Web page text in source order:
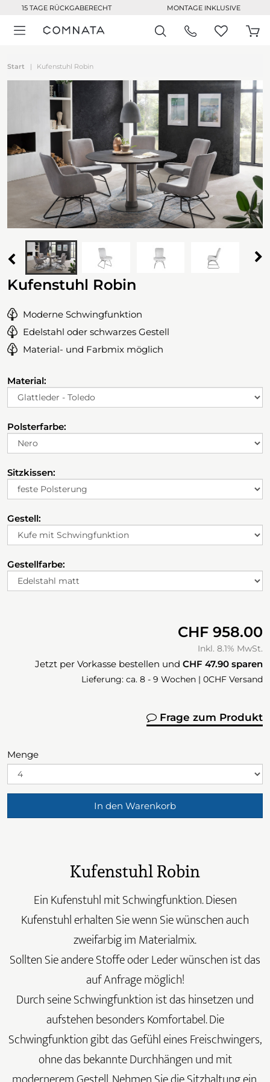
15 TAGE RÜCKGABERECHT MONTAGE INKLUSIVE
Start Kufenstuhl Robin
Kufenstuhl Robin
Moderne Schwingfunktion
Edelstahl oder schwarzes Gestell
Material- und Farbmix möglich
Material:
Polsterfarbe:
Sitzkissen:
Gestell:
Gestellfarbe:
CHF 958.00
Inkl. 8.1% MwSt.
Jetzt per Vorkasse bestellen und CHF 47.90 sparen
Lieferung: ca. 8 - 9 Wochen | 0CHF Versand
Frage zum Produkt
Menge
In den Warenkorb
Kufenstuhl Robin
Ein Kufenstuhl mit Schwingfunktion. Diesen
Kufenstuhl erhalten Sie wenn Sie wünschen auch
zweifarbig im Materialmix.
Sollten Sie andere Stoffe oder Leder wünschen ist das
auf Anfrage möglich!
Durch seine Schwingfunktion ist das hinsetzen und
aufstehen besonders Komfortabel. Die
Schwingfunktion gibt das Gefühl eines Freischwingers,
ohne das bekannte Durchhängen und mit